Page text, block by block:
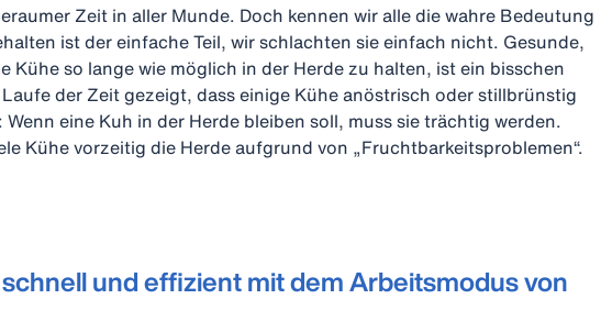
Zeit in aller Munde. Doch kennen wir alle die wahre Bedeutung
ist der einfache Teil, wir schlachten sie einfach nicht. Gesunde,
Kühe so lange wie möglich in der Herde zu halten, ist ein bisschen
der Zeit gezeigt, dass einige Kühe anöstrisch oder stillbrünstig
eine Kuh in der Herde bleiben soll, muss sie trächtig werden.
Kühe vorzeitig die Herde aufgrund von „Fruchtbarkeitsproblemen“.
und effizient mit dem Arbeitsmodus von